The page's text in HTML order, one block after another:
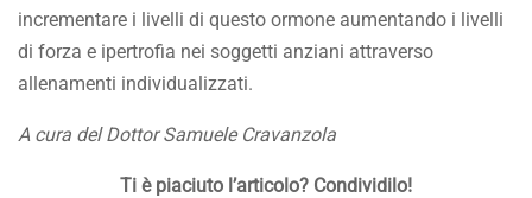
incrementare i livelli di questo ormone aumentando i livelli
di forza e ipertrofia nei soggetti anziani attraverso
allenamenti individualizzati.
A cura del Dottor Samuele Cravanzola
Ti è piaciuto l’articolo? Condividilo!